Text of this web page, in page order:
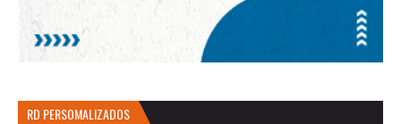
RD PERSOMALIZADOS